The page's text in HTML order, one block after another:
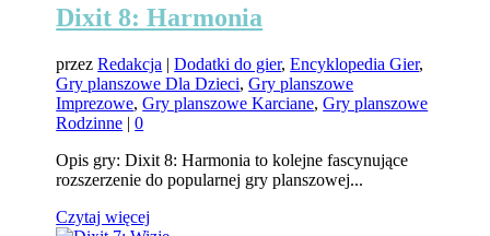
Dixit 8: Harmonia
przezRedakcja |Dodatki do gier,Encyklopedia Gier,
Gry planszowe Dla Dzieci,Gry planszowe
Imprezowe,Gry planszowe Karciane,Gry planszowe
Rodzinne |0
Opis gry: Dixit 8: Harmonia to kolejne fascynujące
rozszerzenie do popularnej gry planszowej...
Czytaj więcej